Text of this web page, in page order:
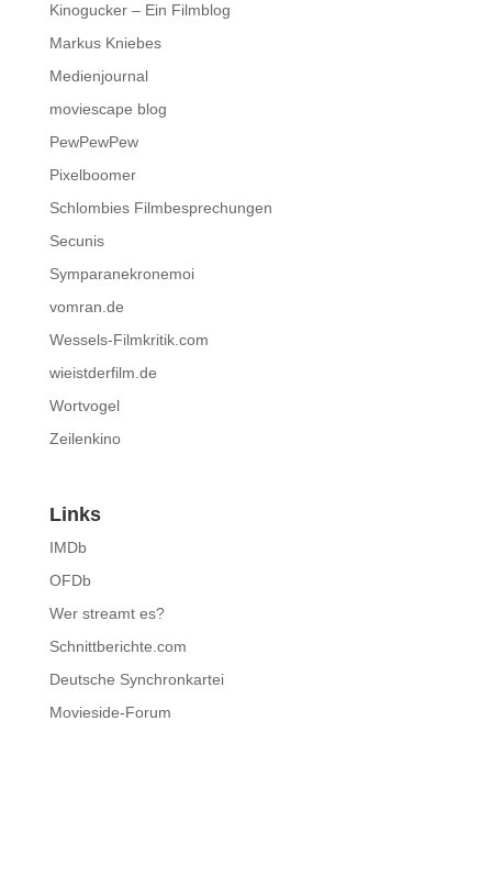
Kinogucker – Ein Filmblog
Markus Kniebes
Medienjournal
moviescape blog
PewPewPew
Pixelboomer
Schlombies Filmbesprechungen
Secunis
Symparanekronemoi
vomran.de
Wessels-Filmkritik.com
wieistderfilm.de
Wortvogel
Zeilenkino
Links
IMDb
OFDb
Wer streamt es?
Schnittberichte.com
Deutsche Synchronkartei
Movieside-Forum